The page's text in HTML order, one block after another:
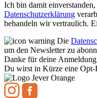
Ich bin damit
Datenschutzerklärung
behandeln wir vertraulich.
Die
um den Newsletter zu
Danke für deine
Du wirst in Kürze eine